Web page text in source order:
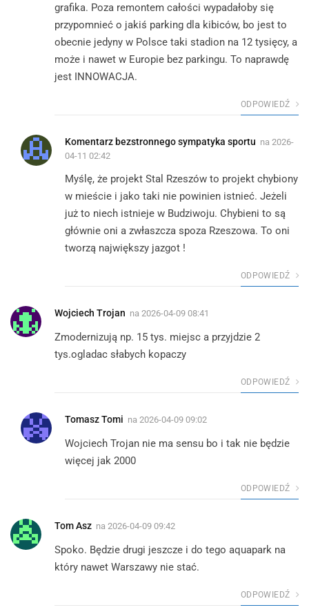
grafika. Poza remontem całości wypadałoby się
przypomnieć o jakiś parking dla kibiców, bo jest to
obecnie jedyny w Polsce taki stadion na 12 tysięcy, a
może i nawet w Europie bez parkingu. To naprawdę
jest INNOWACJA.
ODPOWIEDŹ
Komentarz bezstronnego sympatyka sportu na 2026-
04-11 02:42
Myślę, że projekt Stal Rzeszów to projekt chybiony
w mieście i jako taki nie powinien istnieć. Jeżeli
już to niech istnieje w Budziwoju. Chybieni to są
głównie oni a zwłaszcza spoza Rzeszowa. To oni
tworzą największy jazgot !
ODPOWIEDŹ
Wojciech Trojan na 2026-04-09 08:41
Zmodernizują np. 15 tys. miejsc a przyjdzie 2
tys.ogladac słabych kopaczy
ODPOWIEDŹ
Tomasz Tomi na 2026-04-09 09:02
Wojciech Trojan nie ma sensu bo i tak nie będzie
więcej jak 2000
ODPOWIEDŹ
Tom Asz na 2026-04-09 09:42
Spoko. Będzie drugi jeszcze i do tego aquapark na
który nawet Warszawy nie stać.
ODPOWIEDŹ